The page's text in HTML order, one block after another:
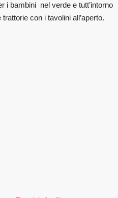
i bambini nel verde e tutt’intorno
con i tavolini all’aperto.